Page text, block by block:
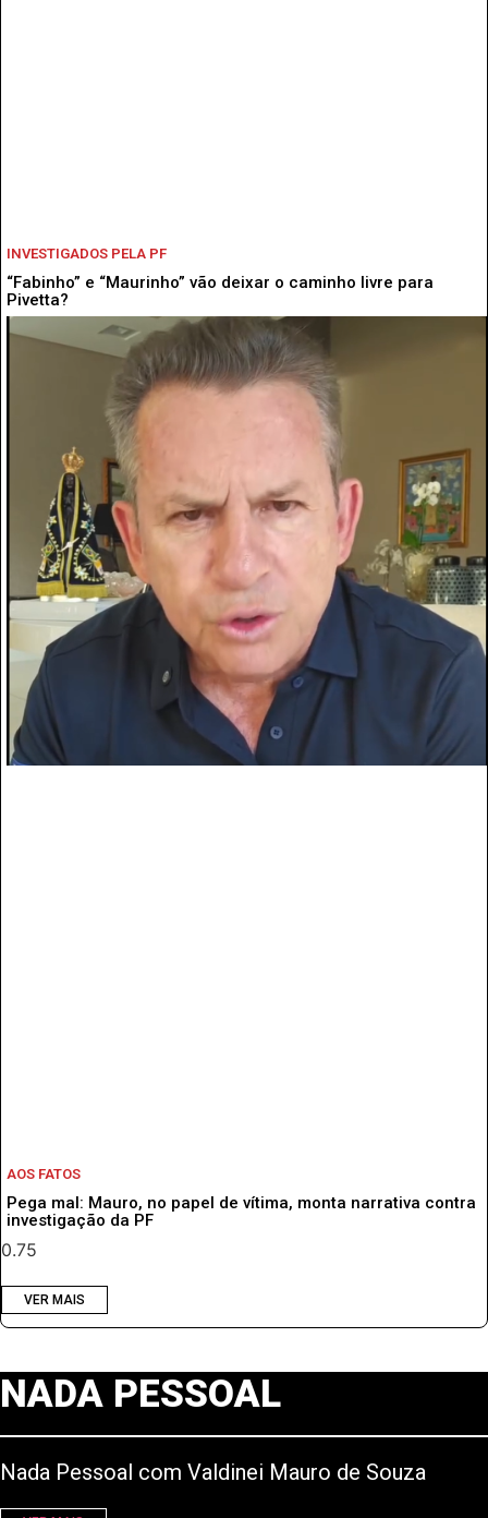
INVESTIGADOS PELA PF
“Fabinho” e “Maurinho” vão deixar o caminho livre para
Pivetta?
AOS FATOS
Pega mal: Mauro, no papel de vítima, monta narrativa contra
investigação da PF
VER MAIS
NADA PESSOAL
Nada Pessoal com Valdinei Mauro de Souza